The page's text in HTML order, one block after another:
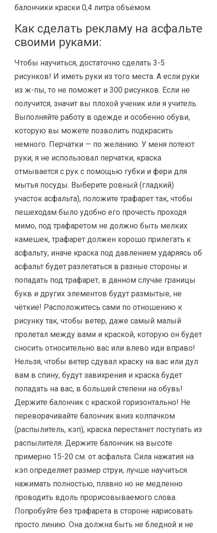
балончики краски 0,4 литра объёмом.
Как сделать рекламу на асфальте
своими руками:
Чтобы научиться, достаточно сделать 3-5
рисунков! И иметь руки из того места. А если руки
из ж-пы, то не поможет и 300 рисунков. Если не
получится, значит вы плохой ученик или я учитель.
Выполняйте работу в одежде и особенно обуви,
которую вы можете позволить подкрасить
немного. Перчатки — по желанию. У меня потеют
руки, я не использовал перчатки, краска
отмывается с рук с помощью губки и фери для
мытья посуды. Выберите ровный (гладкий)
участок асфальта), положите трафарет так, чтобы
пешеходам было удобно его прочесть проходя
мимо, под трафаретом не должно быть мелких
камешек, трафарет должен хорошо прилегать к
асфальту, иначе краска под давлением ударяясь об
асфальт будет разлетаться в разные стороны и
попадать под трафарет, в данном случае границы
букв и других элементов будут размытые, не
чёткие! Расположитесь сами по отношению к
рисунку так, чтобы ветер, даже самый малый
пролетал между вами и краской, которую он будет
сносить относительно вас или влево иди вправо!
Нельзя, чтобы ветер сдувал краску на вас или дул
вам в спину, будут завихрения и краска будет
попадать на вас, в большей степени на обувь!
Держите балончик с краской горизонтально! Не
переворачивайте балончик вниз колпачком
(распылитель, кэп), краска перестанет поступать из
распылителя. Держите балончик на высоте
примерно 15-20 см. от асфальта. Сила нажатия на
кэп определяет размер струи, лучше научиться
нажимать полностью, плавно но не медленно
проводить вдоль прорисовываемого слова.
Попробуйте без трафарета в стороне нарисовать
просто линию. Она должна быть не бледной и не